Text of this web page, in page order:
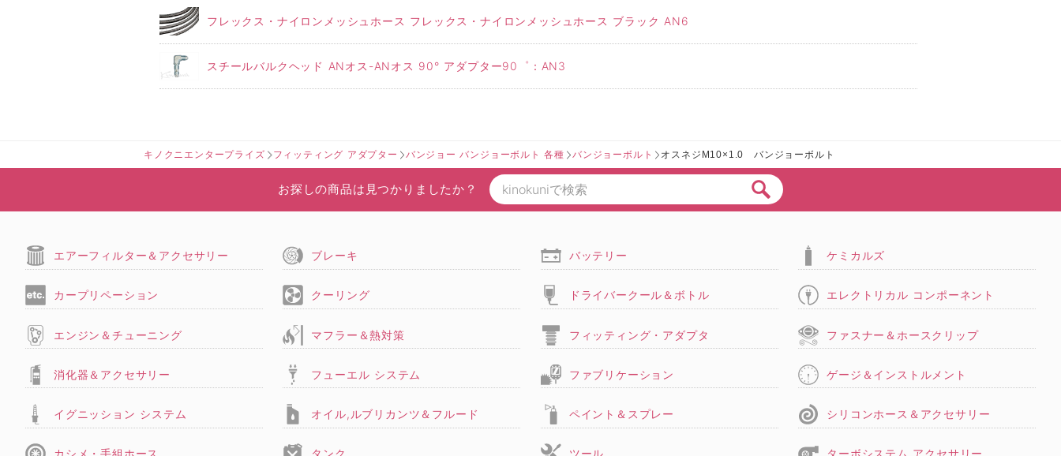
フレックス・ナイロンメッシュホース フレックス・ナイロンメッシュホース ブラック AN6
スチールバルクヘッド ANオス-ANオス 90° アダプター90゜：AN3
キノクニエンタープライズ フィッティング アダプター バンジョー バンジョーボルト 各種 バンジョーボルト オスネジM10×1.0 バンジョーボルト
お探しの商品は見つかりましたか？
エアーフィルター＆アクセサリー ブレーキ バッテリー ケミカルズ
カープリペーション クーリング ドライバークール＆ボトル エレクトリカル コンポーネント
エンジン＆チューニング マフラー＆熱対策 フィッティング・アダプタ ファスナー＆ホースクリップ
消化器＆アクセサリー フューエル システム ファブリケーション ゲージ＆インストルメント
イグニッション システム オイル,ルブリカンツ＆フルード ペイント＆スプレー シリコンホース＆アクセサリー